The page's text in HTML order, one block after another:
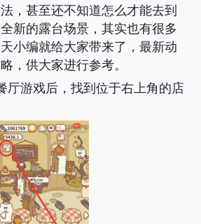
，甚至还不知道怎么才能去到
新的露台场景，其实也有很多
小编就给大家带来了，最新动
，供大家进行参考。
厅游戏后，找到位于右上角的店